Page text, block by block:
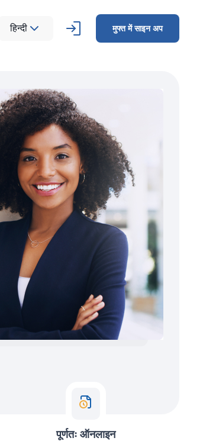
हिन्दी मुफ्त में साइन अप
पूर्णतः ऑनलाइन